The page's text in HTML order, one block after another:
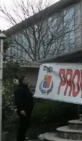
SOCIETÀ
CULTURA
ECONOMIA E
EVENTI
SPORT